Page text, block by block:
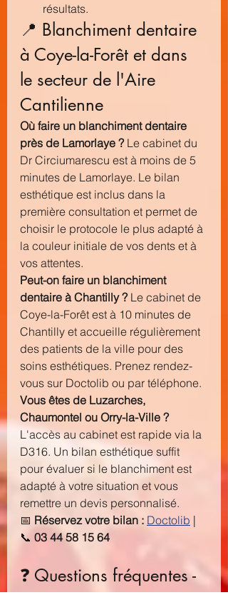
résultats.
📍 Blanchiment dentaire
à Coye-la-Forêt et dans
le secteur de l'Aire
Cantilienne
Où faire un blanchiment dentaire
près de Lamorlaye ? Le cabinet du
Dr Circiumarescu est à moins de 5
minutes de Lamorlaye. Le bilan
esthétique est inclus dans la
première consultation et permet de
choisir le protocole le plus adapté à
la couleur initiale de vos dents et à
vos attentes.
Peut-on faire un blanchiment
dentaire à Chantilly ? Le cabinet de
Coye-la-Forêt est à 10 minutes de
Chantilly et accueille régulièrement
des patients de la ville pour des
soins esthétiques. Prenez rendez-
vous sur Doctolib ou par téléphone.
Vous êtes de Luzarches,
Chaumontel ou Orry-la-Ville ?
L'accès au cabinet est rapide via la
D316. Un bilan esthétique suffit
pour évaluer si le blanchiment est
adapté à votre situation et vous
remettre un devis personnalisé.
📅 Réservez votre bilan : Doctolib |
📞 03 44 58 15 64
❓ Questions fréquentes -